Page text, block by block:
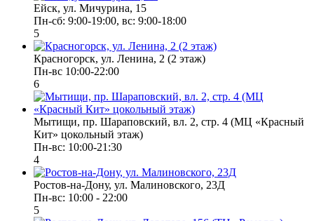
Ейск, ул. Мичурина, 15
Пн-cб: 9:00-19:00, вс: 9:00-18:00
5
Красногорск, ул. Ленина, 2 (2 этаж)
Пн-вс 10:00-22:00
6
Мытищи, пр. Шараповский, вл. 2, стр. 4 (МЦ «Красный
Кит» цокольный этаж)
Пн-вс: 10:00-21:30
4
Ростов-на-Дону, ул. Малиновского, 23Д
Пн-вс: 10:00 - 22:00
5